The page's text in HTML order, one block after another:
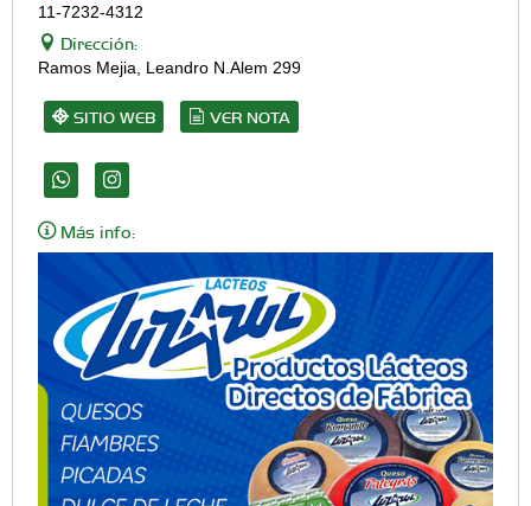
11-7232-4312
Dirección:
Ramos Mejia, Leandro N.Alem 299
SITIO WEB VER NOTA
Más info: